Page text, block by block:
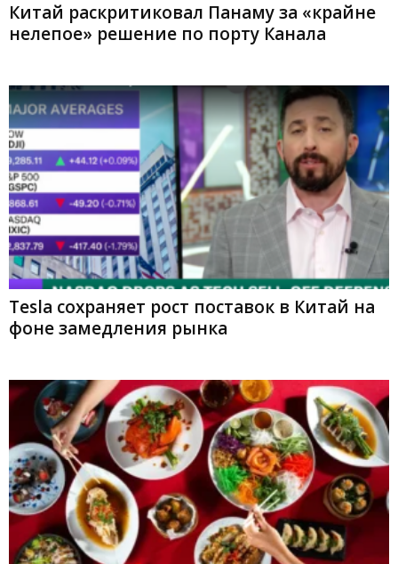
Китай раскритиковал Панаму за «крайне
нелепое» решение по порту Канала
Tesla сохраняет рост поставок в Китай на
фоне замедления рынка